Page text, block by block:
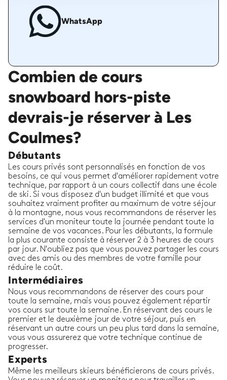
WhatsApp
Combien de cours
snowboard hors-piste
devrais-je réserver à Les
Coulmes?
Débutants
Les cours privés sont personnalisés en fonction de vos
besoins, ce qui vous permet d'améliorer rapidement votre
technique, par rapport à un cours collectif dans une école
de ski. Si vous disposez d'un budget illimité et que vous
souhaitez vraiment profiter au maximum de votre séjour
à la montagne, nous vous recommandons de réserver les
services d'un moniteur toute la journée pendant toute la
semaine de vos vacances. Pour les débutants, la formule
la plus courante consiste à réserver 2 à 3 heures de cours
par jour. N'oubliez pas que vous pouvez partager les cours
avec des amis ou des membres de votre famille pour
réduire le coût.
Intermédiaires
Nous vous recommandons de réserver des cours pour
toute la semaine, mais vous pouvez également répartir
vos cours sur toute la semaine. En réservant des cours le
premier et le deuxième jour de votre séjour, puis en
réservant un autre cours un peu plus tard dans la semaine,
vous vous assurerez que votre technique continue de
progresser.
Experts
Même les meilleurs skieurs bénéficierons de cours privés.